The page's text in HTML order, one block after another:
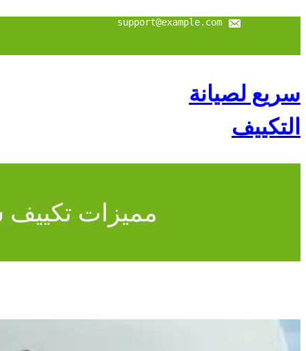
support@example.com
سريع لصيانة
التكييف
مميزات تكييف